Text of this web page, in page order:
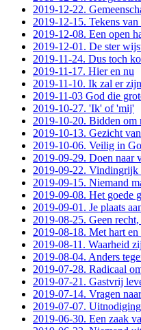
2019-12-22.
2019-12-15. Tekens van
2019-12-08. Een open
2019-12-01. De ster
2019-11-24. Dus toch
2019-11-17. Hier en nu
2019-11-10. Ik zal er zijn
2019-11-03 God die
2019-10-27. 'Ik' of 'mij'
2019-10-20. Bidden om
2019-10-13. Gezicht
2019-10-06. Veilig in
2019-09-29. Doen naar
2019-09-22. Vindingrijk
2019-09-15. Niemand
2019-09-08. Het goede
2019-09-01. Je plaats
2019-08-25. Geen
2019-08-18. Met hart en
2019-08-11. Waarheid
2019-08-04. Anders
2019-07-28. Radicaal
2019-07-21. Gastvrij
2019-07-14. Vragen
2019-07-07.
2019-06-30. Een zaak